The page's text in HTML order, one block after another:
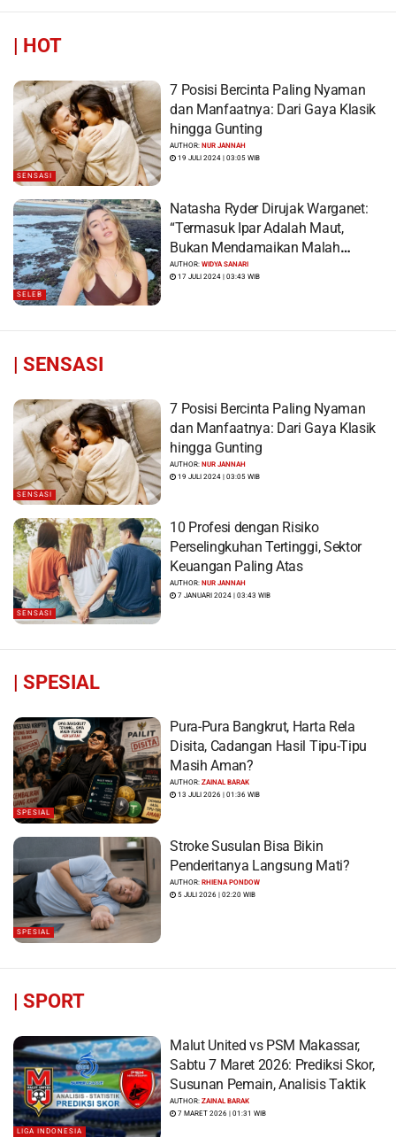
| HOT
SENSASI
7 Posisi Bercinta Paling Nyaman
dan Manfaatnya: Dari Gaya Klasik
hingga Gunting
AUTHOR:NUR JANNAH
19 JULI 2024 | 03:05 WIB
SELEB
Natasha Ryder Dirujak Warganet:
“Termasuk Ipar Adalah Maut,
Bukan Mendamaikan Malah
Menyiram Bensin”
AUTHOR:WIDYA SANARI
17 JULI 2024 | 03:43 WIB
| SENSASI
SENSASI
7 Posisi Bercinta Paling Nyaman
dan Manfaatnya: Dari Gaya Klasik
hingga Gunting
AUTHOR:NUR JANNAH
19 JULI 2024 | 03:05 WIB
SENSASI
10 Profesi dengan Risiko
Perselingkuhan Tertinggi, Sektor
Keuangan Paling Atas
AUTHOR:NUR JANNAH
7 JANUARI 2024 | 03:43 WIB
SPESIAL
SPESIAL
Pura-Pura Bangkrut, Harta Rela
Disita, Cadangan Hasil Tipu-Tipu
Masih Aman?
AUTHOR:ZAINAL BARAK
13 JULI 2026 | 01:36 WIB
SPESIAL
Stroke Susulan Bisa Bikin
Penderitanya Langsung Mati?
AUTHOR:RHIENA PONDOW
5 JULI 2026 | 02:20 WIB
SPORT
LIGA INDONESIA
Malut United vs PSM Makassar,
Sabtu 7 Maret 2026: Prediksi Skor,
Susunan Pemain, Analisis Taktik
AUTHOR:ZAINAL BARAK
7 MARET 2026 | 01:31 WIB